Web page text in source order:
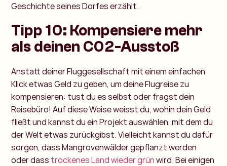
Geschichte seines Dorfes erzählt.
Tipp 10: Kompensiere mehr
als deinen C02-Ausstoß
Anstatt deiner Fluggesellschaft mit einem einfachen
Klick etwas Geld zu geben, um deine Flugreise zu
kompensieren: tust du es selbst oder fragst dein
Reisebüro! Auf diese Weise weisst du, wohin dein Geld
fließt und kannst du ein Projekt auswählen, mit dem du
der Welt etwas zurückgibst. Vielleicht kannst du dafür
sorgen, dass Mangrovenwälder gepflanzt werden
oder dass trockenes Land wieder grünwird. Bei einigen